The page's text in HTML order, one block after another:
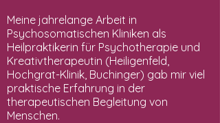
Meine jahrelange Arbeit in
Psychosomatischen Kliniken als
Heilpraktikerin für Psychotherapie und
Kreativtherapeutin (Heiligenfeld,
Hochgrat-Klinik, Buchinger) gab mir viel
praktische Erfahrung in der
therapeutischen Begleitung von
Menschen.